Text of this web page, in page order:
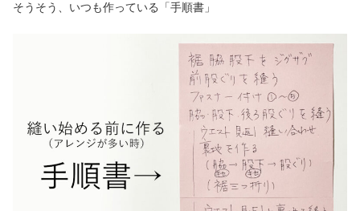
そうそう、いつも作っている「手順書」